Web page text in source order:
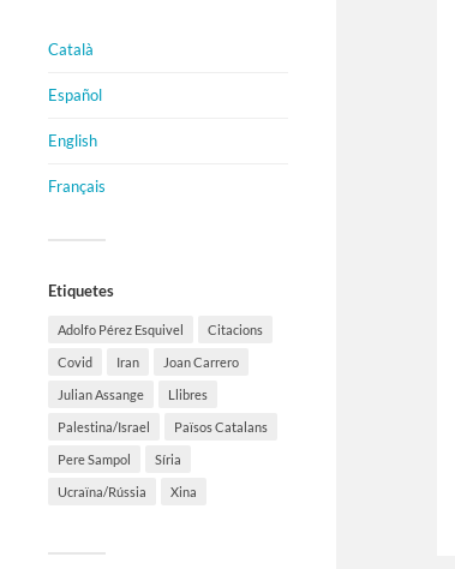
Català
Español
English
Français
Etiquetes
Adolfo Pérez Esquivel Citacions
Covid Iran Joan Carrero
Julian Assange Llibres
Palestina/Israel Països Catalans
Pere Sampol Síria
Ucraïna/Rússia Xina